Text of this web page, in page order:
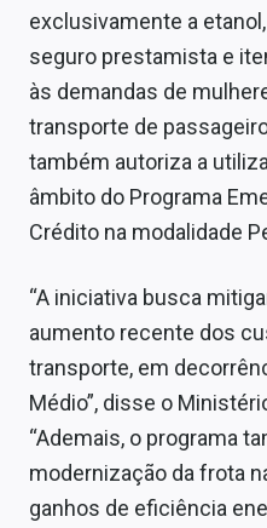
exclusivamente a
seguro prestamista e
às demandas de
transporte de
também autoriza a
âmbito do Programa
Crédito na modalidade
“A iniciativa busca
aumento recente dos
transporte, em
Médio”, disse o
“Ademais, o programa
modernização da frota
ganhos de eficiência